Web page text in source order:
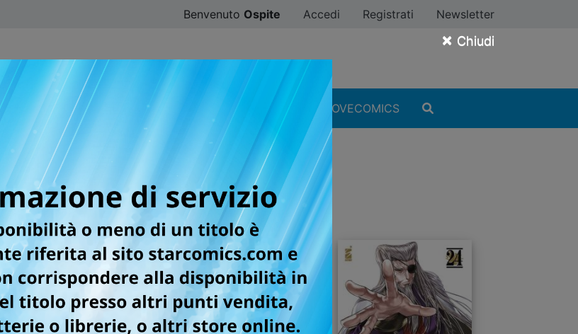
× Chiudi
Benvenuto Ospite Accedi Registrati Newsletter
SFOGLIA ONLINE DIGISTAR #ILOVEMANGA #ILOVECOMICS